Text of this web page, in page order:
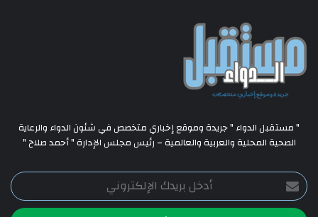
" مستقبل الدواء " جريدة وموقع إخباري متخصص في شئون الدواء والرعاية
الصحية المحلية والعربية والعالمية – رئيس مجلس الإدارة " أحمد صلاح "
أدخل
بريدك
الإلكتروني